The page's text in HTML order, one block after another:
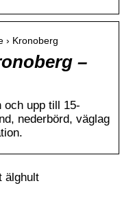
› Kronoberg
–
och upp till 15-
nederbörd, väglag
älghult